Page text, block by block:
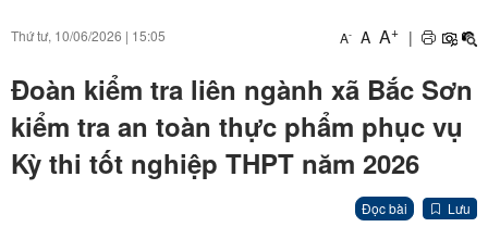
Thứ tư, 10/06/2026 | 15:05 A- A A+ |
Đoàn kiểm tra liên ngành xã Bắc Sơn
kiểm tra an toàn thực phẩm phục vụ
Kỳ thi tốt nghiệp THPT năm 2026
Đọc bài Lưu